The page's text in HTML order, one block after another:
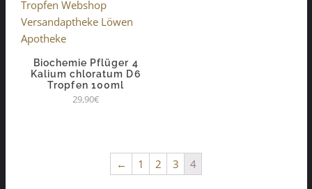
Biochemie Pflüger 4
Kalium chloratum D6
Tropfen 100ml
29,90€
← 1 2 3 4